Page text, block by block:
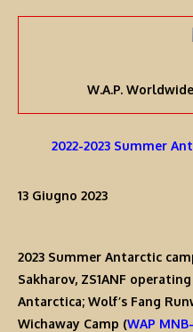
W.A.P.
2022-2023 Summer
13 Giugno 2023
2023 Summer Antarctic
Sakharov, ZS1ANF
Antarctica; Wolf’s Fang
Wichaway Camp (WAP MNB-